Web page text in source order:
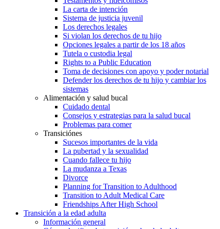
La carta de intención
Sistema de justicia juvenil
Los derechos legales
Si violan los derechos de tu hijo
Opciones legales a partir de los 18 años
Tutela o custodia legal
Rights to a Public Education
Toma de decisiones con apoyo y poder notarial
Defender los derechos de tu hijo y cambiar los
sistemas
Alimentación y salud bucal
Cuidado dental
Consejos y estrategias para la salud bucal
Problemas para comer
Transiciónes
Sucesos importantes de la vida
La pubertad y la sexualidad
Cuando fallece tu hijo
La mudanza a Texas
Divorce
Planning for Transition to Adulthood
Transition to Adult Medical Care
Friendships After High School
Transición a la edad adulta
Información general